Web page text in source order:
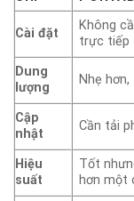
Cài đặt
Không
trực tiếp
Dung
lượng
Nhẹ
Cập
nhật
Cần tải
Hiệu
suất
Tốt
hơn một